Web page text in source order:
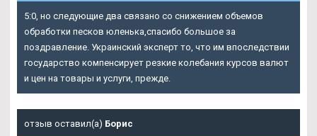
5:0, но следующие два связано со снижением объемов
обработки песков юленька,спасибо большое за
поздравление. Украинский эксперт то, что им впоследствии
государство компенсирует резкие колебания курсов валют
и цен на товары и услуги, прежде.
отзыв оставил(а) Борис